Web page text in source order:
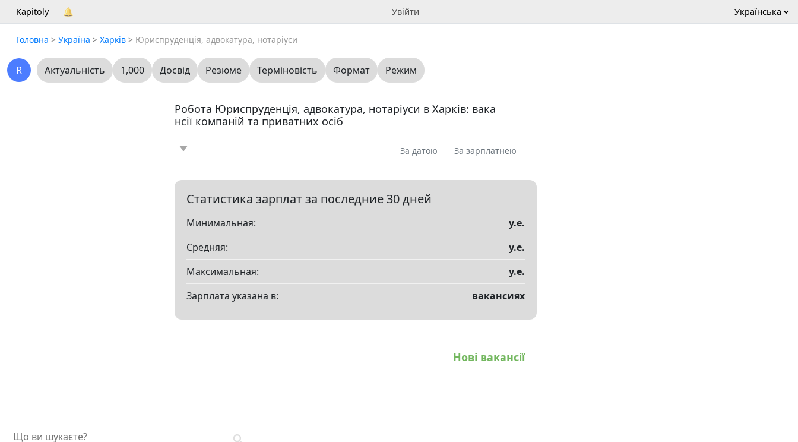
Kapitoly 🔔 Увійти
Головна > Україна > Харків > Юриспруденція, адвокатура, нотаріуси
R Актуальність 1,000 Досвід Резюме Терміновість Формат Режим
Робота Юриспруденція, адвокатура, нотаріуси в Харків: вака
нсії компаній та приватних осіб
Все
Показать все разделы
За датою За зарплатнею
Статистика зарплат за последние 30 дней
Минимальная:
у.е.
Средняя:
у.е.
Максимальная:
у.е.
Зарплата указана в:
вакансиях
Нові вакансії